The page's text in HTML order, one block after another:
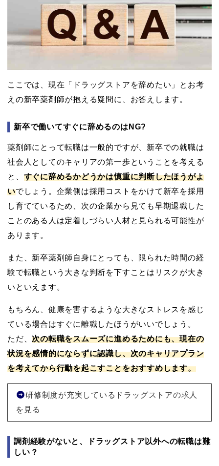
ここでは、現在「ドラッグストアを辞めたい」とお考
えの新卒薬剤師が抱える疑問に、お答えします。
新卒で働いてすぐに辞めるのはNG?
薬剤師にとって転職は一般的ですが、新卒での就職は
社会人としてのキャリアの第一歩ということを考える
と、 すぐに辞めるかどうかは慎重に判断したほうがよ
いでしょう。企業側は採用コストをかけて新卒を採用
し育てているため、次の企業から見ても早期退職した
ことのある人は定着しづらい人材と見られる可能性が
あります。
また、新卒薬剤師自身にとっても、限られた時間の経
験で転職という大きな判断を下すことはリスクが大き
いといえます。
もちろん、健康を害するような大きなストレスを感じ
ている場合はすぐに離職したほうがいいでしょう。
ただ、次の転職をスムーズに進めるためにも、現在の
状況を感情的にならずに認識し、次のキャリアプラン
を考えてから行動を起こすことをおすすめします。
研修制度が充実しているドラッグストアの求人
を見る
調剤経験がないと、ドラッグストア以外への転職は難
しい？